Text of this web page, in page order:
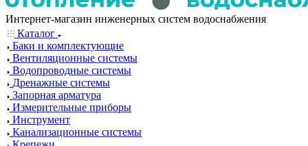
Интернет-магазин инженерных систем водоснабжения
Каталог
Баки и комплектующие
Вентиляционные системы
Водопроводные системы
Дренажные системы
Запорная арматура
Измерительные приборы
Инструмент
Канализационные системы